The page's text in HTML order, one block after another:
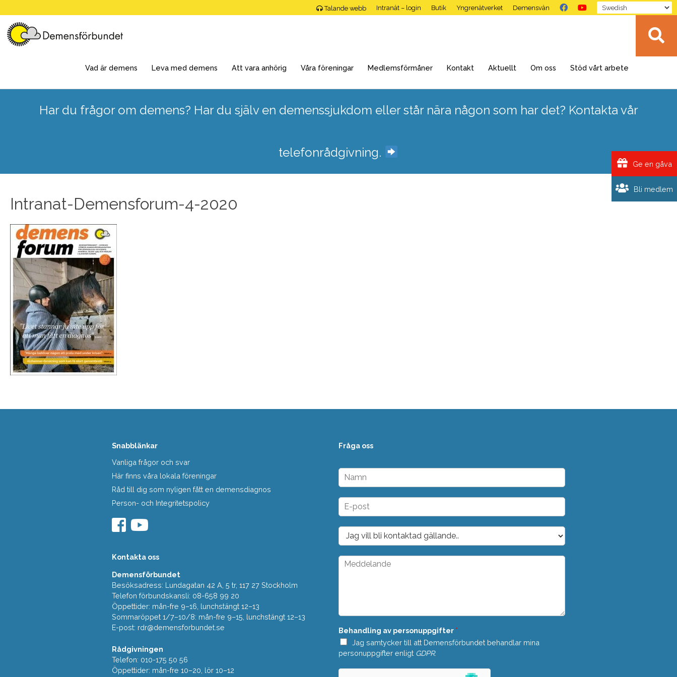
to
content
Talande webb Intranät – login Butik Yngrenätverket Demensvän
Vad är demens Leva med demens Att vara anhörig Våra föreningar Medlemsförmåner Kontakt Aktuellt Om oss Stöd vårt arbete
Har du frågor om demens? Har du själv en demenssjukdom eller står nära någon som har det? Kontakta vår
telefonrådgivning.
Intranat-Demensforum-4-2020
Snabblänkar
Vanliga frågor och svar
Här finns våra lokala föreningar
Råd till dig som nyligen fått en demensdiagnos
Person- och Integritetspolicy
Kontakta oss
Demensförbundet
Besöksadress: Lundagatan 42 A, 5 tr, 117 27 Stockholm
Telefon förbundskansli: 08-658 99 20
Öppettider: mån-fre 9–16, lunchstängt 12–13
Sommaröppet 1/7–10/8: mån-fre 9–15, lunchstängt 12–13
E-post: rdr@demensforbundet.se
Rådgivningen
Telefon: 010-175 50 56
Öppettider: mån-fre 10–20, lör 10–12
Fråga oss
N
m
n
E
p
o
t
*
D
o
p
M
a
d
e
*
Behandling av personuppgifter *
Jag samtycker till att Demensförbundet behandlar mina
personuppgifter enligt GDPR.
Bli medlem
Ge en gåva